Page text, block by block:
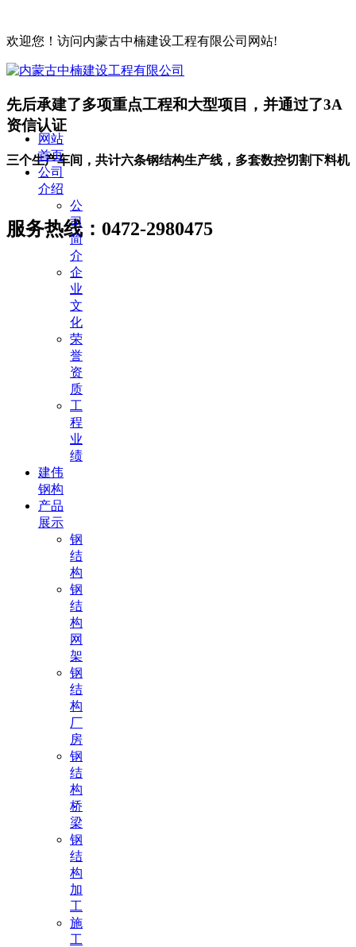
欢迎您！访问内蒙古中楠建设工程有限公司网站!
先后承建了多项重点工程和大型项目，并通过了3A
资信认证
三个生产车间，共计六条钢结构生产线，多套数控切割下料机
服务热线： 0472-2980475
网站
首页
公司
介绍
公
司
简
介
企
业
文
化
荣
誉
资
质
工
程
业
绩
建伟
钢构
产品
展示
钢
结
构
钢
结
构
网
架
钢
结
构
厂
房
钢
结
构
桥
梁
钢
结
构
加
工
施
工